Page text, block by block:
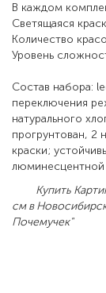
В каждом
Светящаяся
Количество
Уровень
Состав набора:
переключения
натурального
прогрунтован, 2
краски;
люминесцентной
Купить
см в
Почемучек"